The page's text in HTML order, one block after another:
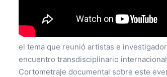
el tema que reunió artistas e
encuentro transdisciplinario
Cortometraje documental sobre este